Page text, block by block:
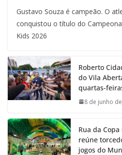
Gustavo Souza é campeão. O
conquistou o título do
Kids 2026
Roberto
do Vila
quartas-
8 de junho
Rua da
reúne
jogos do